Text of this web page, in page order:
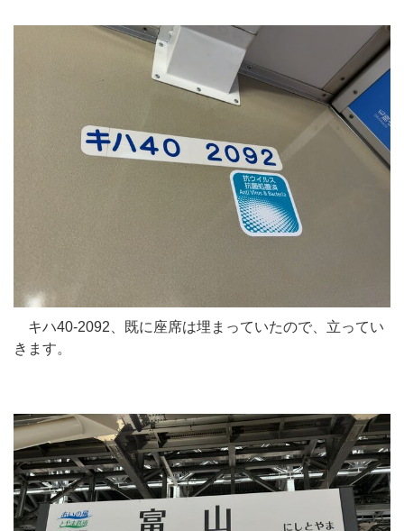
キハ40-2092、既に座席は埋まっていたので、立ってい
きます。